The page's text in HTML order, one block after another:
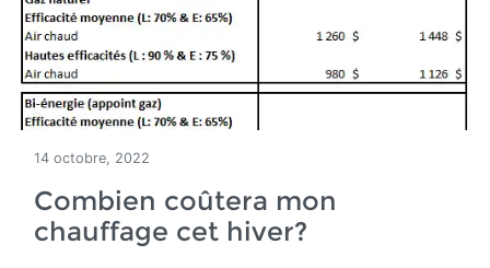
14 octobre, 2022
Combien coûtera mon
chauffage cet hiver?